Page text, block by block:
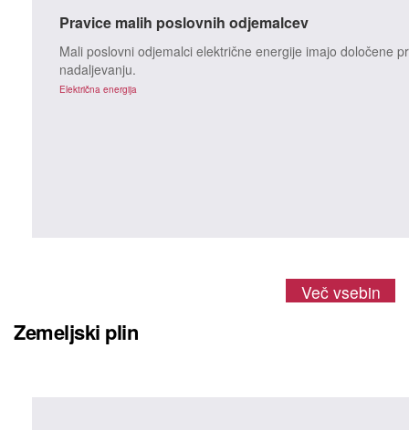
Pravice malih poslovnih odjemalcev
Mali poslovni odjemalci električne energije imajo določene
nadaljevanju.
Električna energija
Več vsebin
Zemeljski plin